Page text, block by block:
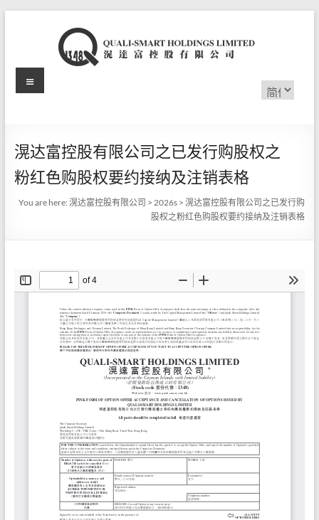
滉
富
控
股
公
选
择
Menu
滉达富控股有限公司之已发行购股权之
粉红色购股权要约接纳及注销表格
You are here:滉达富控股有限公司 >2026s >滉达富控股有限公司之已发行购
股权之粉红色购股权要约接纳及注销表格